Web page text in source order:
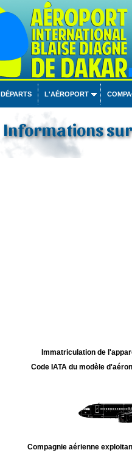
DÉPARTS L'AÉROPORT
Informations sur
Immatriculation de
Code IATA du modèle
Compagnie aérienne